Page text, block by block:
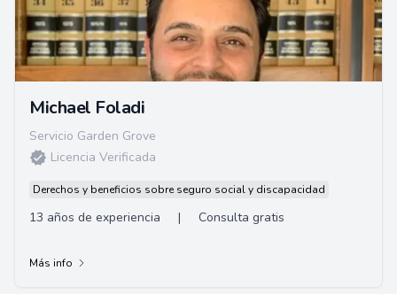
Michael Foladi
Servicio Garden Grove
Licencia Verificada
Derechos y beneficios sobre seguro social y discapacidad
13 años de experiencia | Consulta gratis
Más info